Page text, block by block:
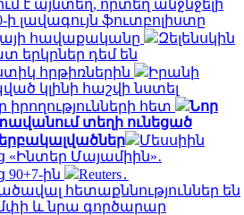
է այնտեղ, որտեղ անջնջելի
ի լավագույն ֆուտբոլիստը
հավաքականը
Զելենսկին
երկրներ դեմ են
հրթիռներին
Իրանի
կլինի հաշվի նստել
իրողությունների հետ
Նոր
տեղի ունեցած
Մեսսիին
«Ինտեր Մայամիին»․
ին
Reuters․
հետաքննություններ են
և նրա գործարար